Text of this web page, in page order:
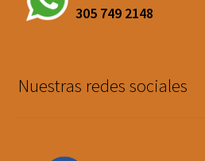
305 749 2148
Nuestras redes sociales